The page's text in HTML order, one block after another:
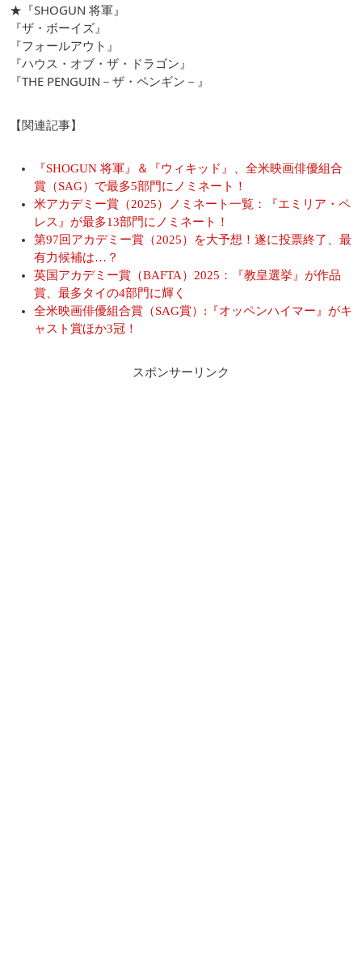
★『SHOGUN 将軍』
『ザ・ボーイズ』
『フォールアウト』
『ハウス・オブ・ザ・ドラゴン』
『THE PENGUIN－ザ・ペンギン－』
【関連記事】
『SHOGUN 将軍』＆『ウィキッド』、全米映画俳優組合
賞（SAG）で最多5部門にノミネート！
米アカデミー賞（2025）ノミネート一覧：『エミリア・ペ
レス』が最多13部門にノミネート！
第97回アカデミー賞（2025）を大予想！遂に投票終了、最
有力候補は…？
英国アカデミー賞（BAFTA）2025：『教皇選挙』が作品
賞、最多タイの4部門に輝く
全米映画俳優組合賞（SAG賞）:『オッペンハイマー』がキ
ャスト賞ほか3冠！
スポンサーリンク